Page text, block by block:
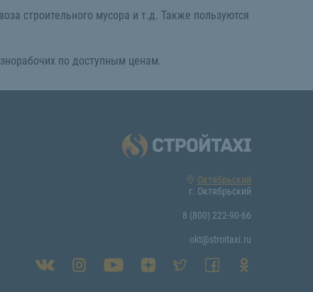
строительного мусора и т.д. Также пользуются
по доступным ценам.
Октябрьский
г. Октябрьский
8 (800) 222-90-66
okt@stroitaxi.ru